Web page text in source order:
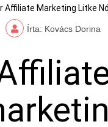
Affiliate Marketing Litke
Írta: Kovács Dorina